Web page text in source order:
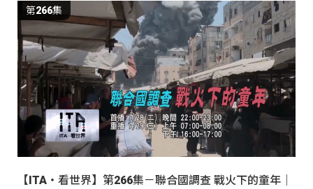
第266集
【ITA・看世界】第266集－聯合國調查 戰火下的童年｜